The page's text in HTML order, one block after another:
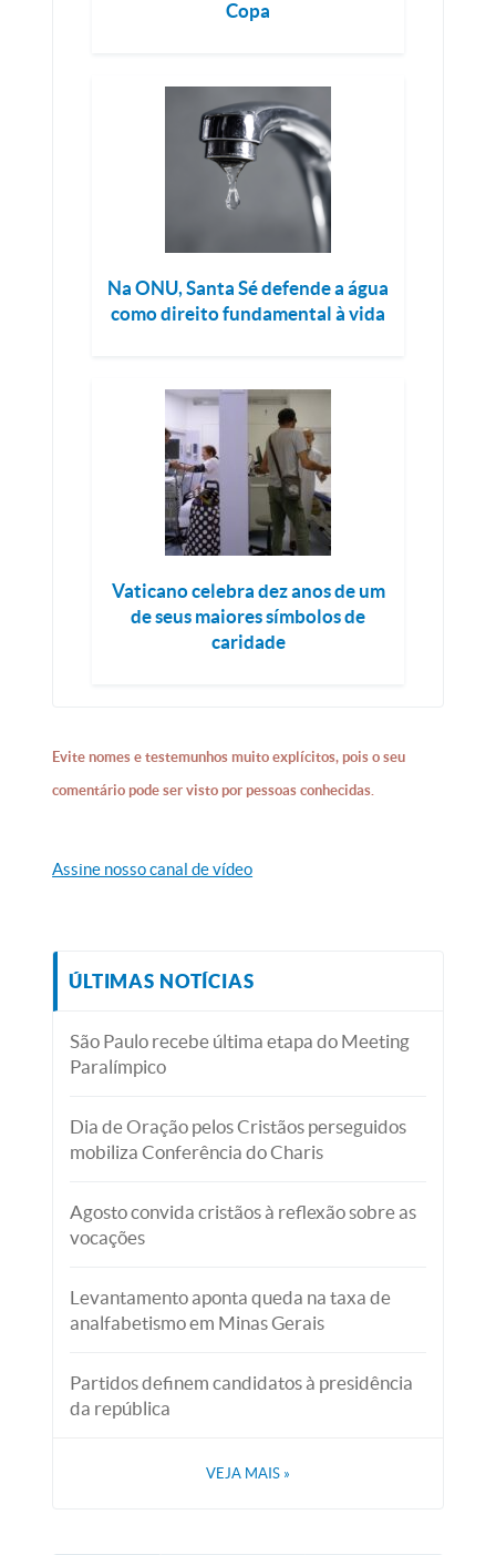
Copa
Na ONU, Santa Sé defende a água
como direito fundamental à vida
Vaticano celebra dez anos de um
de seus maiores símbolos de
caridade
Evite nomes e testemunhos muito explícitos, pois o seu
comentário pode ser visto por pessoas conhecidas.
Assine nosso canal de vídeo
ÚLTIMAS NOTÍCIAS
São Paulo recebe última etapa do Meeting
Paralímpico
Dia de Oração pelos Cristãos perseguidos
mobiliza Conferência do Charis
Agosto convida cristãos à reflexão sobre as
vocações
Levantamento aponta queda na taxa de
analfabetismo em Minas Gerais
Partidos definem candidatos à presidência
da república
VEJA MAIS »